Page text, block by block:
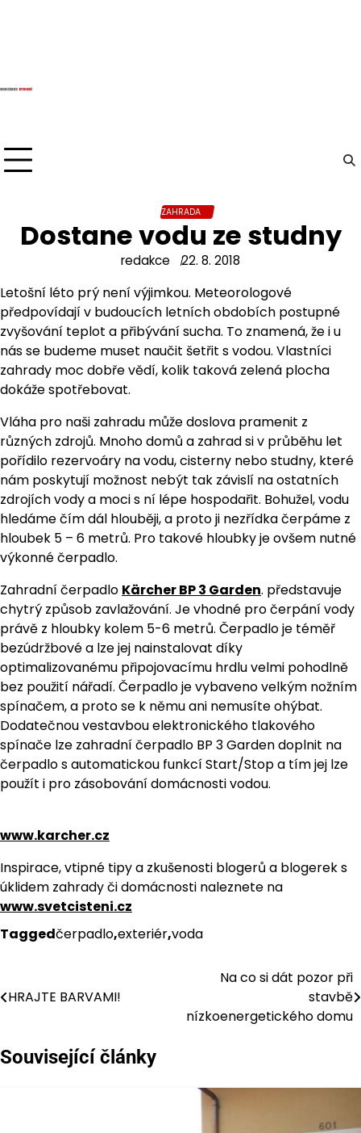
ZAHRADA
Dostane vodu ze studny
redakce 22. 8. 2018
Letošní léto prý není výjimkou. Meteorologové
předpovídají v budoucích letních obdobích postupné
zvyšování teplot a přibývání sucha. To znamená, že i u
nás se budeme muset naučit šetřit s vodou. Vlastníci
zahrady moc dobře vědí, kolik taková zelená plocha
dokáže spotřebovat.
Vláha pro naši zahradu může doslova pramenit z
různých zdrojů. Mnoho domů a zahrad si v průběhu let
pořídilo rezervoáry na vodu, cisterny nebo studny, které
nám poskytují možnost nebýt tak závislí na ostatních
zdrojích vody a moci s ní lépe hospodařit. Bohužel, vodu
hledáme čím dál hlouběji, a proto ji nezřídka čerpáme z
hloubek 5 – 6 metrů. Pro takové hloubky je ovšem nutné
výkonné čerpadlo.
Zahradní čerpadlo Kärcher BP 3 Garden. představuje
chytrý způsob zavlažování. Je vhodné pro čerpání vody
právě z hloubky kolem 5-6 metrů. Čerpadlo je téměř
bezúdržbové a lze jej nainstalovat díky
optimalizovanému připojovacímu hrdlu velmi pohodlně
bez použití nářadí. Čerpadlo je vybaveno velkým nožním
spínačem, a proto se k němu ani nemusíte ohýbat.
Dodatečnou vestavbou elektronického tlakového
spínače lze zahradní čerpadlo BP 3 Garden doplnit na
čerpadlo s automatickou funkcí Start/Stop a tím jej lze
použít i pro zásobování domácnosti vodou.
www.karcher.cz
Inspirace, vtipné tipy a zkušenosti blogerů a blogerek s
úklidem zahrady či domácnosti naleznete na
www.svetcisteni.cz
Taggedčerpadlo,exteriér,voda
HRAJTE BARVAMI!
Na co si dát pozor při
stavbě
nízkoenergetického domu
Související články